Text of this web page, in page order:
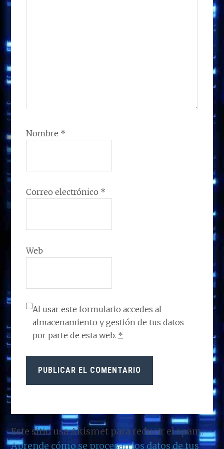
Nombre *
Correo electrónico *
Web
Al usar este formulario accedes al
almacenamiento y gestión de tus datos
por parte de esta web. *
Este sitio usa Akismet para reducir el spam.
Aprende cómo se procesan los datos de tus